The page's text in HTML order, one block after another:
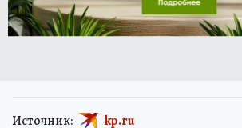
Источник: kp.ru